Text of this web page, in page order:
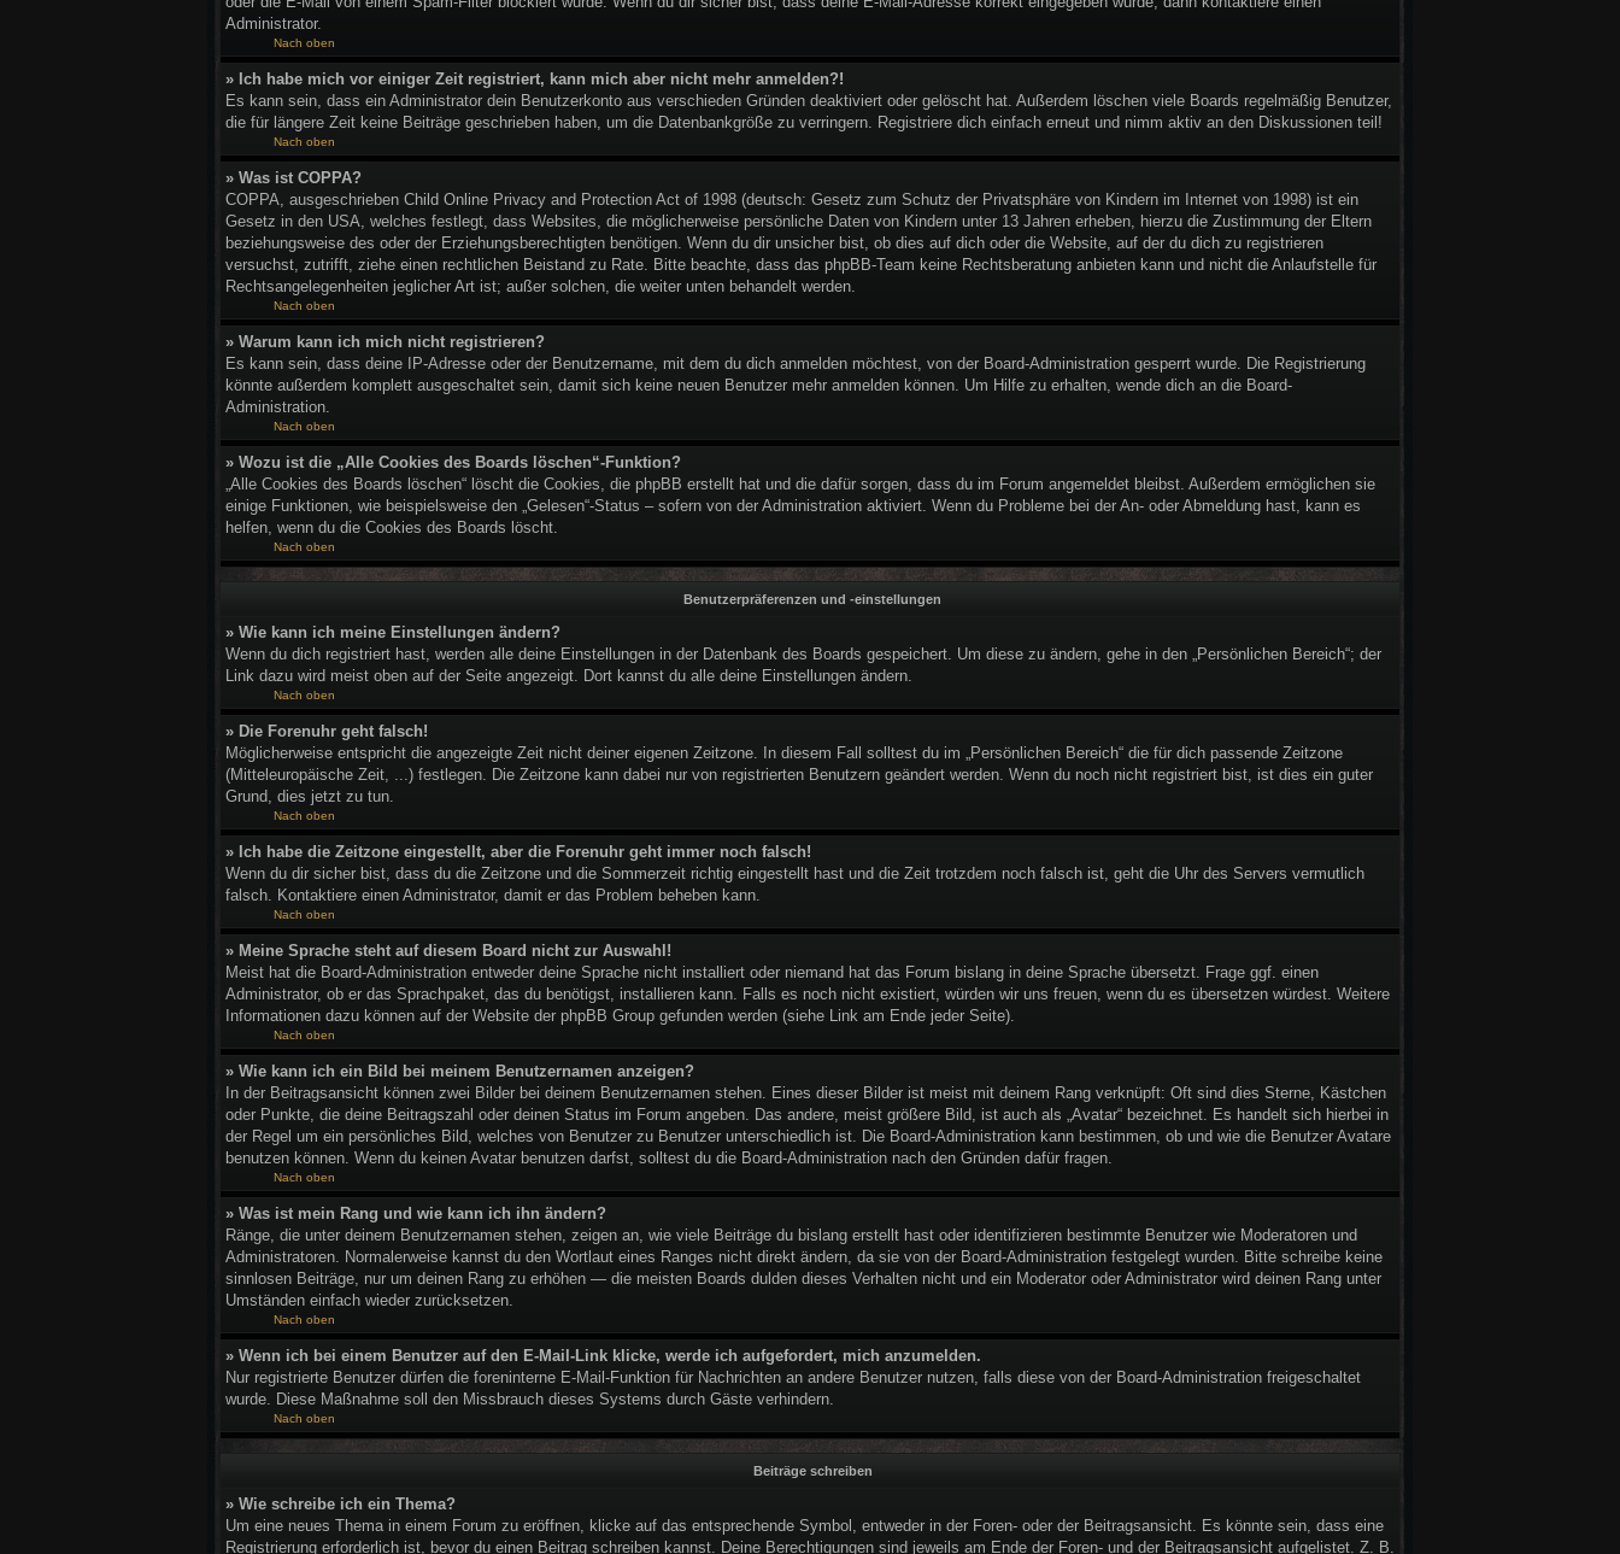
Administrator.
Nach oben
» Ich habe mich vor einiger Zeit registriert, kann mich aber nicht mehr anmelden?!
Es kann sein, dass ein Administrator dein Benutzerkonto aus verschieden Gründen deaktiviert oder gelöscht hat. Außerdem löschen viele Boards regelmäßig Benutzer,
die für längere Zeit keine Beiträge geschrieben haben, um die Datenbankgröße zu verringern. Registriere dich einfach erneut und nimm aktiv an den Diskussionen teil!
Nach oben
» Was ist COPPA?
COPPA, ausgeschrieben Child Online Privacy and Protection Act of 1998 (deutsch: Gesetz zum Schutz der Privatsphäre von Kindern im Internet von 1998) ist ein
Gesetz in den USA, welches festlegt, dass Websites, die möglicherweise persönliche Daten von Kindern unter 13 Jahren erheben, hierzu die Zustimmung der Eltern
beziehungsweise des oder der Erziehungsberechtigten benötigen. Wenn du dir unsicher bist, ob dies auf dich oder die Website, auf der du dich zu registrieren
versuchst, zutrifft, ziehe einen rechtlichen Beistand zu Rate. Bitte beachte, dass das phpBB-Team keine Rechtsberatung anbieten kann und nicht die Anlaufstelle für
Rechtsangelegenheiten jeglicher Art ist; außer solchen, die weiter unten behandelt werden.
Nach oben
» Warum kann ich mich nicht registrieren?
Es kann sein, dass deine IP-Adresse oder der Benutzername, mit dem du dich anmelden möchtest, von der Board-Administration gesperrt wurde. Die Registrierung
könnte außerdem komplett ausgeschaltet sein, damit sich keine neuen Benutzer mehr anmelden können. Um Hilfe zu erhalten, wende dich an die Board-
Administration.
Nach oben
» Wozu ist die „Alle Cookies des Boards löschen“-Funktion?
„Alle Cookies des Boards löschen“ löscht die Cookies, die phpBB erstellt hat und die dafür sorgen, dass du im Forum angemeldet bleibst. Außerdem ermöglichen sie
einige Funktionen, wie beispielsweise den „Gelesen“-Status – sofern von der Administration aktiviert. Wenn du Probleme bei der An- oder Abmeldung hast, kann es
helfen, wenn du die Cookies des Boards löscht.
Nach oben
Benutzerpräferenzen und -einstellungen
» Wie kann ich meine Einstellungen ändern?
Wenn du dich registriert hast, werden alle deine Einstellungen in der Datenbank des Boards gespeichert. Um diese zu ändern, gehe in den „Persönlichen Bereich“; der
Link dazu wird meist oben auf der Seite angezeigt. Dort kannst du alle deine Einstellungen ändern.
Nach oben
» Die Forenuhr geht falsch!
Möglicherweise entspricht die angezeigte Zeit nicht deiner eigenen Zeitzone. In diesem Fall solltest du im „Persönlichen Bereich“ die für dich passende Zeitzone
(Mitteleuropäische Zeit, ...) festlegen. Die Zeitzone kann dabei nur von registrierten Benutzern geändert werden. Wenn du noch nicht registriert bist, ist dies ein guter
Grund, dies jetzt zu tun.
Nach oben
» Ich habe die Zeitzone eingestellt, aber die Forenuhr geht immer noch falsch!
Wenn du dir sicher bist, dass du die Zeitzone und die Sommerzeit richtig eingestellt hast und die Zeit trotzdem noch falsch ist, geht die Uhr des Servers vermutlich
falsch. Kontaktiere einen Administrator, damit er das Problem beheben kann.
Nach oben
» Meine Sprache steht auf diesem Board nicht zur Auswahl!
Meist hat die Board-Administration entweder deine Sprache nicht installiert oder niemand hat das Forum bislang in deine Sprache übersetzt. Frage ggf. einen
Administrator, ob er das Sprachpaket, das du benötigst, installieren kann. Falls es noch nicht existiert, würden wir uns freuen, wenn du es übersetzen würdest. Weitere
Informationen dazu können auf der Website der phpBB Group gefunden werden (siehe Link am Ende jeder Seite).
Nach oben
» Wie kann ich ein Bild bei meinem Benutzernamen anzeigen?
In der Beitragsansicht können zwei Bilder bei deinem Benutzernamen stehen. Eines dieser Bilder ist meist mit deinem Rang verknüpft: Oft sind dies Sterne, Kästchen
oder Punkte, die deine Beitragszahl oder deinen Status im Forum angeben. Das andere, meist größere Bild, ist auch als „Avatar“ bezeichnet. Es handelt sich hierbei in
der Regel um ein persönliches Bild, welches von Benutzer zu Benutzer unterschiedlich ist. Die Board-Administration kann bestimmen, ob und wie die Benutzer Avatare
benutzen können. Wenn du keinen Avatar benutzen darfst, solltest du die Board-Administration nach den Gründen dafür fragen.
Nach oben
» Was ist mein Rang und wie kann ich ihn ändern?
Ränge, die unter deinem Benutzernamen stehen, zeigen an, wie viele Beiträge du bislang erstellt hast oder identifizieren bestimmte Benutzer wie Moderatoren und
Administratoren. Normalerweise kannst du den Wortlaut eines Ranges nicht direkt ändern, da sie von der Board-Administration festgelegt wurden. Bitte schreibe keine
sinnlosen Beiträge, nur um deinen Rang zu erhöhen — die meisten Boards dulden dieses Verhalten nicht und ein Moderator oder Administrator wird deinen Rang unter
Umständen einfach wieder zurücksetzen.
Nach oben
» Wenn ich bei einem Benutzer auf den E-Mail-Link klicke, werde ich aufgefordert, mich anzumelden.
Nur registrierte Benutzer dürfen die foreninterne E-Mail-Funktion für Nachrichten an andere Benutzer nutzen, falls diese von der Board-Administration freigeschaltet
wurde. Diese Maßnahme soll den Missbrauch dieses Systems durch Gäste verhindern.
Nach oben
Beiträge schreiben
» Wie schreibe ich ein Thema?
Um eine neues Thema in einem Forum zu eröffnen, klicke auf das entsprechende Symbol, entweder in der Foren- oder der Beitragsansicht. Es könnte sein, dass eine
Registrierung erforderlich ist, bevor du einen Beitrag schreiben kannst. Deine Berechtigungen sind jeweils am Ende der Foren- und der Beitragsansicht aufgelistet. Z. B.